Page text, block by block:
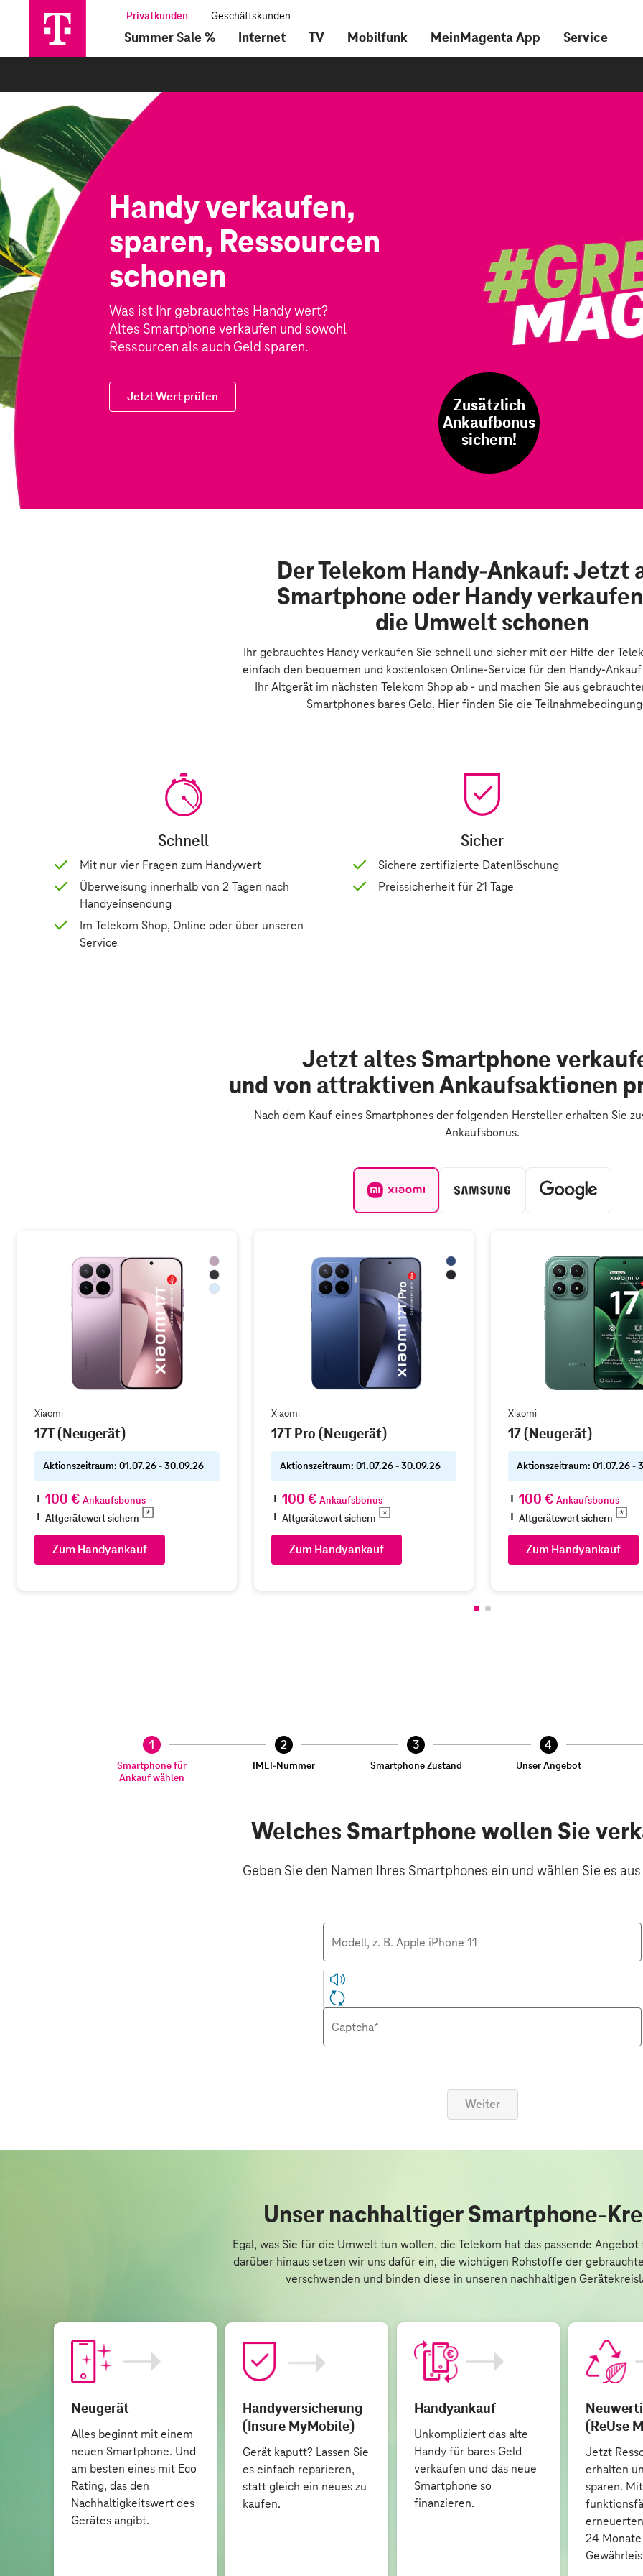
Summer Sale % Internet TV Mobilfunk MeinMagenta App Service
Handy verkaufen,
sparen, Ressourcen
schonen
Was ist Ihr gebrauchtes Handy wert?
Altes Smartphone verkaufen und sowohl
Ressourcen als auch Geld sparen.
Jetzt Wert prüfen
Zusätzlich
Ankaufbonus
sichern!
Der Telekom Handy-Ankauf: Jetzt
Smartphone oder Handy
die Umwelt schonen
Ihr gebrauchtes Handy verkaufen Sie schnell und sicher mit der Hilfe der
einfach den bequemen und kostenlosen Online-Service für den Handy-
Ihr Altgerät im nächsten Telekom Shop ab - und machen Sie aus
Smartphones bares Geld. Hier finden Sie die
Schnell
Mit nur vier Fragen zum Handywert
Überweisung innerhalb von 2 Tagen nach
Handyeinsendung
Im Telekom Shop, Online oder über unseren
Service
Sicher
Sichere zertifizierte Datenlöschung
Preissicherheit für 21 Tage
Jetzt altes Smartphone
und von attraktiven Ankaufsaktionen
Nach dem Kauf eines Smartphones der folgenden Hersteller erhalten Sie
Ankaufsbonus.
Xiaomi
17T (Neugerät)
Aktionszeitraum: 01.07.26 - 30.09.26
100 € Ankaufsbonus
Altgerätewert sichern
Zum Handyankauf
Xiaomi
17T Pro (Neugerät)
Aktionszeitraum: 01.07.26 - 30.09.26
100 € Ankaufsbonus
Altgerätewert sichern
Zum Handyankauf
Xiaomi
17 (Neugerät)
Aktionszeitraum: 01.07.26 -
100 € Ankaufsbonus
Altgerätewert sichern
Zum Handyankauf
Sie sind auf Schritt 1 von 6.
1Smartphone
für
Ankauf
Smartphone für
Ankauf wählen
2nicht
abgeschlossen
IMEI-
Nummer
IMEI-Nummer
3nicht
abgeschlossen
Smartphone
Zustand
Smartphone Zustand
4nicht
abgeschlossen
Unser
Angebot
Unser Angebot
Welches Smartphone wollen Sie
Geben Sie den Namen Ihres Smartphones ein und wählen Sie es
Modell, z. B. Apple iPhone 11
Captcha*
Weiter
Unser nachhaltiger Smartphone-
Egal, was Sie für die Umwelt tun wollen, die Telekom hat das passende Angebot
darüber hinaus setzen wir uns dafür ein, die wichtigen Rohstoffe der
verschwenden und binden diese in unseren nachhaltigen
Neugerät
Alles beginnt mit einem
neuen Smartphone. Und
am besten eines mit Eco
Rating, das den
Nachhaltigkeitswert des
Gerätes angibt.
Handyversicherung
(Insure MyMobile)
Gerät kaputt? Lassen Sie
es einfach reparieren,
statt gleich ein neues zu
kaufen.
Handyankauf
Unkompliziert das alte
Handy für bares Geld
verkaufen und das neue
Smartphone so
finanzieren.
(ReUse
Jetzt
erhalten
sparen.
24 Monate